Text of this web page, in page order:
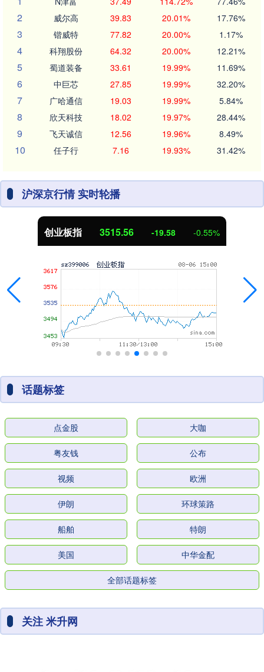
2 威尔高 39.83 20.01% 17.76%
3 锴威特 77.82 20.00% 1.17%
4 科翔股份 64.32 20.00% 12.21%
5 蜀道装备 33.61 19.99% 11.69%
6 中巨芯 27.85 19.99% 32.20%
7 广哈通信 19.03 19.99% 5.84%
8 欣天科技 18.02 19.97% 28.44%
9 飞天诚信 12.56 19.96% 8.49%
10 任子行 7.16 19.93% 31.42%
沪深京行情 实时轮播
创业板指 3515.56 -19.58 -0.55%
话题标签
点金股 大咖
粤友钱 公布
视频 欧洲
伊朗 环球策路
船舶 特朗
美国 中华金配
全部话题标签
关注 米升网